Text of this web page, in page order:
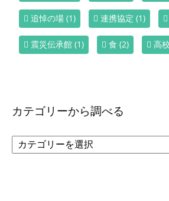
追悼の場 (1) 連携協定 (1)
震災伝承館 (1) 食 (2) 高
カテゴリーから調べる
カ
テ